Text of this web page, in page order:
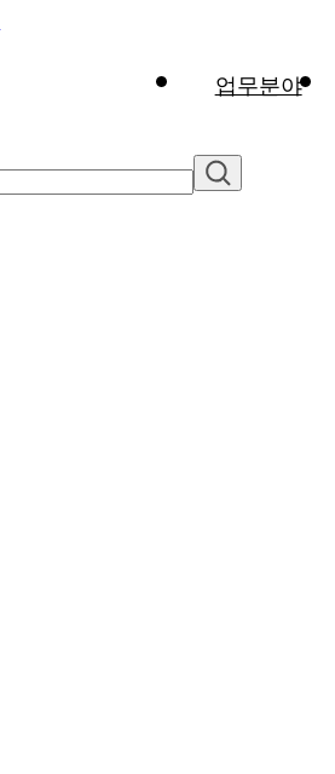
업무분야